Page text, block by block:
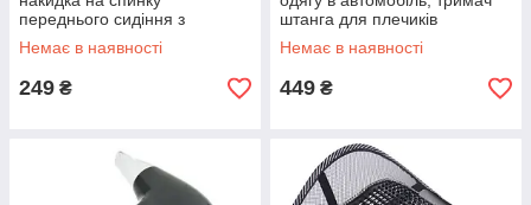
переднього сидіння з
кишенею, накладка на
автокрісло, Чорний
Немає в наявності
249 ₴
штанга для плечиків
тремпелей
Немає в наявності
449 ₴